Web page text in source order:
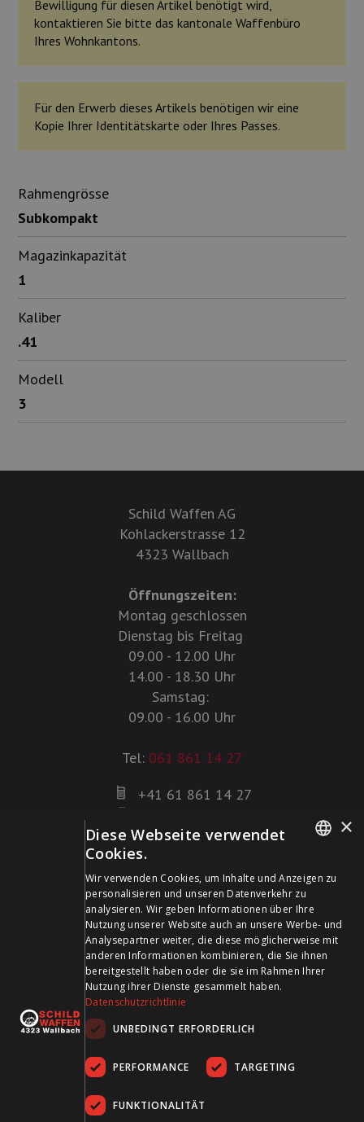
Bewilligung für diesen Artikel benötigt wird,
kontaktieren Sie bitte das kantonale Waffenbüro
Ihres Wohnkantons.
Für den Erwerb dieses Artikels benötigen wir eine
Kopie Ihrer Identitätskarte oder Ihres Passes.
Rahmengrösse
Subkompakt
Magazinkapazität
1
Kaliber
.41
Modell
3
Schild Waffen AG
Kohlackerstrasse 12
4323 Wallbach
Öffnungszeiten:
Montag geschlossen
Dienstag bis Freitag
09.00 - 12.00 Uhr
14.00 - 18.30 Uhr
Samstag:
09.00 - 16.00 Uhr
Tel: 061 861 14 27
+41 61 861 14 27
info@schildwaffen.ch
Zahlungsmittel
Besuchen Sie uns in den Sozialen Medien und bleiben Sie
auf dem Laufenden!
FRENCH
×
Diese Webseite verwendet
Cookies.
Wir verwenden Cookies, um Inhalte und Anzeigen zu
personalisieren und unseren Datenverkehr zu
analysieren. Wir geben Informationen über Ihre
Nutzung unserer Website auch an unsere Werbe- und
Analysepartner weiter, die diese möglicherweise mit
anderen Informationen kombinieren, die Sie ihnen
bereitgestellt haben oder die sie im Rahmen Ihrer
Nutzung ihrer Dienste gesammelt haben.
Datenschutzrichtlinie
UNBEDINGT ERFORDERLICH
PERFORMANCE TARGETING
FUNKTIONALITÄT